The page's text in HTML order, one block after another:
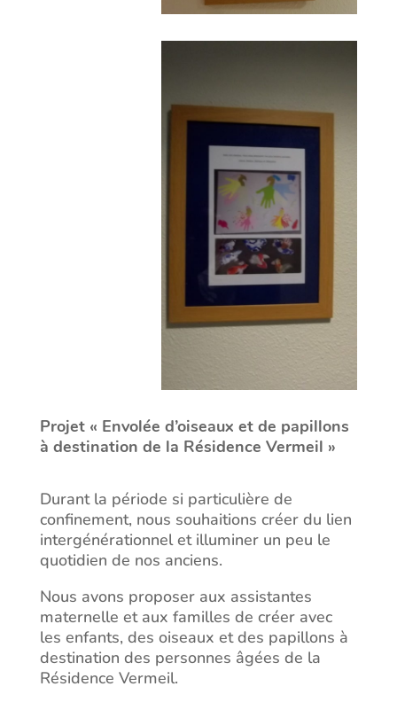
Projet « Envolée d’oiseaux et de papillons
à destination de la Résidence Vermeil »
Durant la période si particulière de
confinement, nous souhaitions créer du lien
intergénérationnel et illuminer un peu le
quotidien de nos anciens.
Nous avons proposer aux assistantes
maternelle et aux familles de créer avec
les enfants, des oiseaux et des papillons à
destination des personnes âgées de la
Résidence Vermeil.